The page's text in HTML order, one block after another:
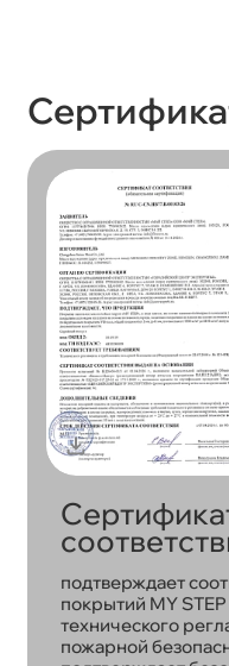
подтверждает
покрытий MY
технического
пожарной